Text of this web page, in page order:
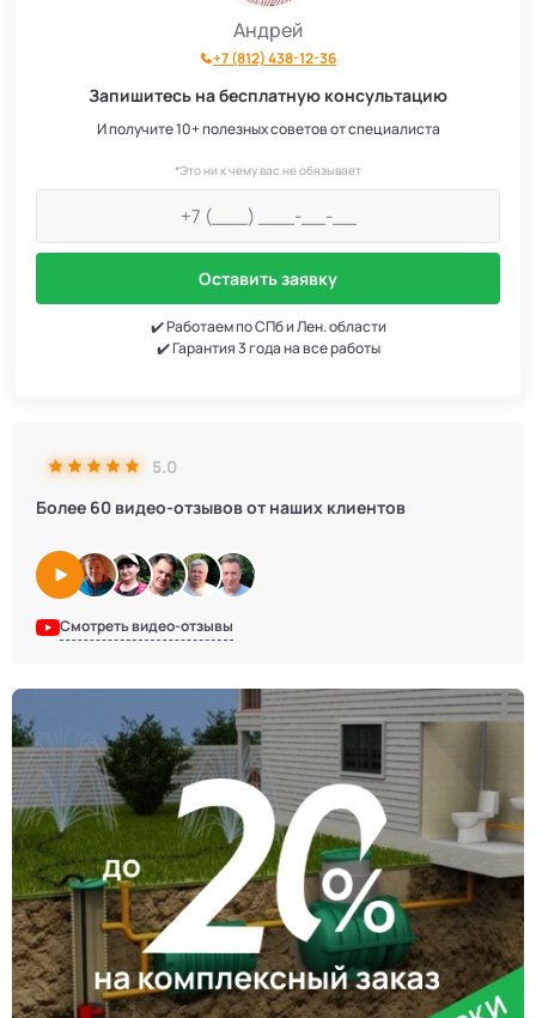
Андрей
+7 (812) 438-12-36
Запишитесь на бесплатную консультацию
И получите 10+ полезных советов от специалиста
*Это ни к чему вас не обязывает
Оставить заявку
✔️ Работаем по СПб и Лен. области
✔️ Гарантия 3 года на все работы
5.0
Более 60 видео-отзывов от наших клиентов
Смотреть видео-отзывы